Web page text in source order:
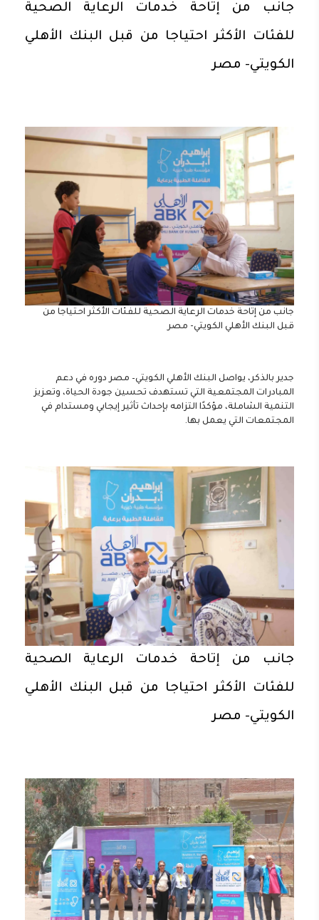
جانب من إتاحة خدمات الرعاية الصحية
للفئات الأكثر احتياجا من قبل البنك الأهلي
الكويتي- مصر
جانب من إتاحة خدمات الرعاية الصحية للفئات الأكثر احتياجا من
قبل البنك الأهلي الكويتي- مصر
جدير بالذكر، يواصل البنك الأهلي الكويتي– مصر دوره في دعم
المبادرات المجتمعية التي تستهدف تحسين جودة الحياة، وتعزيز
التنمية الشاملة، مؤكدًا التزامه بإحداث تأثير إيجابي ومستدام في
المجتمعات التي يعمل بها.
جانب من إتاحة خدمات الرعاية الصحية
للفئات الأكثر احتياجا من قبل البنك الأهلي
الكويتي- مصر